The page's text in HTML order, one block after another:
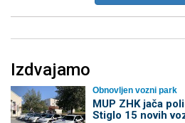
Izdvajamo
Obnovljen vozni park
MUP ZHK jača
Stiglo 15 novih